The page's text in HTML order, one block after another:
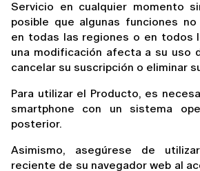
Servicio en cualquier momento
posible que algunas funciones
en todas las regiones o en todos
una modificación afecta a su uso
cancelar su suscripción o eliminar
Para utilizar el Producto, es
smartphone con un sistema
posterior.
Asimismo, asegúrese de
reciente de su navegador web al